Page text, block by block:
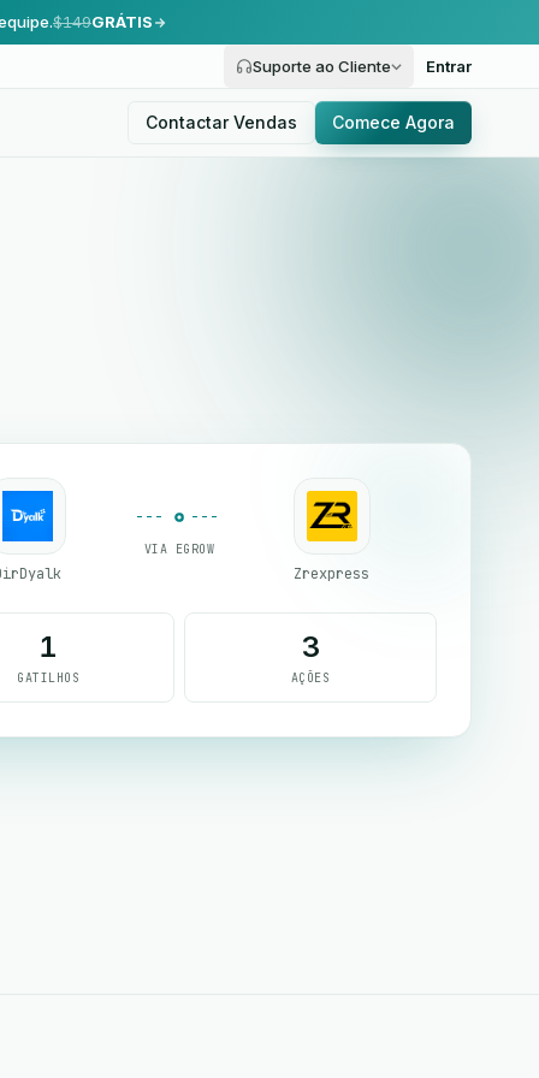
$149GRÁTIS
Suporte ao Cliente Entrar
Contactar Vendas Comece Agora
VIA EGROW
Zrexpress
1
GATILHOS
3
AÇÕES